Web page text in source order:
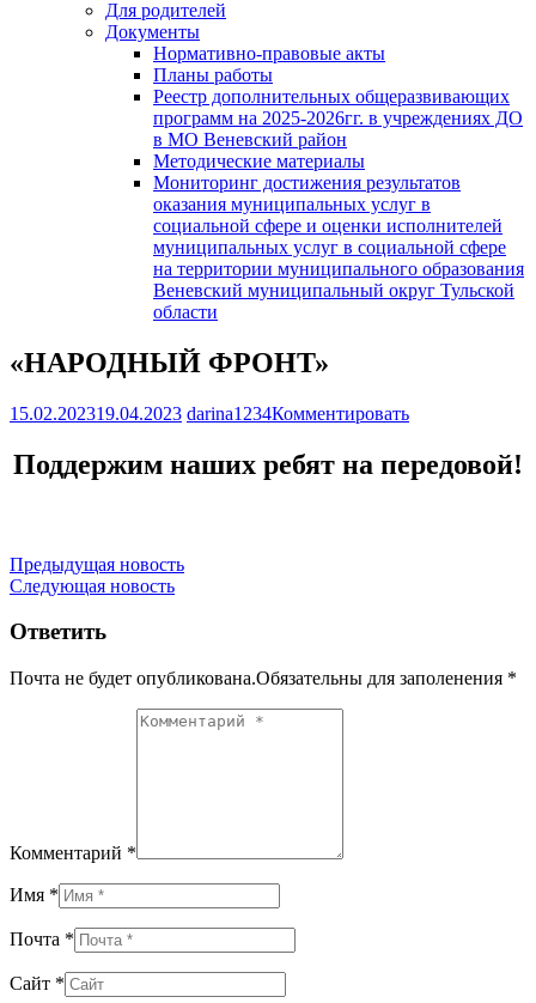
Для родителей
Документы
Нормативно-правовые акты
Планы работы
Реестр дополнительных общеразвивающих
программ на 2025-2026гг. в учреждениях ДО
в МО Веневский район
Методические материалы
Мониторинг достижения результатов
оказания муниципальных услуг в
социальной сфере и оценки исполнителей
муниципальных услуг в социальной сфере
на территории муниципального образования
Веневский муниципальный округ Тульской
области
«НАРОДНЫЙ ФРОНТ»
15.02.202319.04.2023 darina1234Комментировать
Поддержим наших ребят на передовой!
Навигация
по
записям
Предыдущая новость
Следующая новость
Ответить
Почта не будет опубликована.Обязательны для заполенения *
Комментарий *
Имя *
Почта *
Сайт *